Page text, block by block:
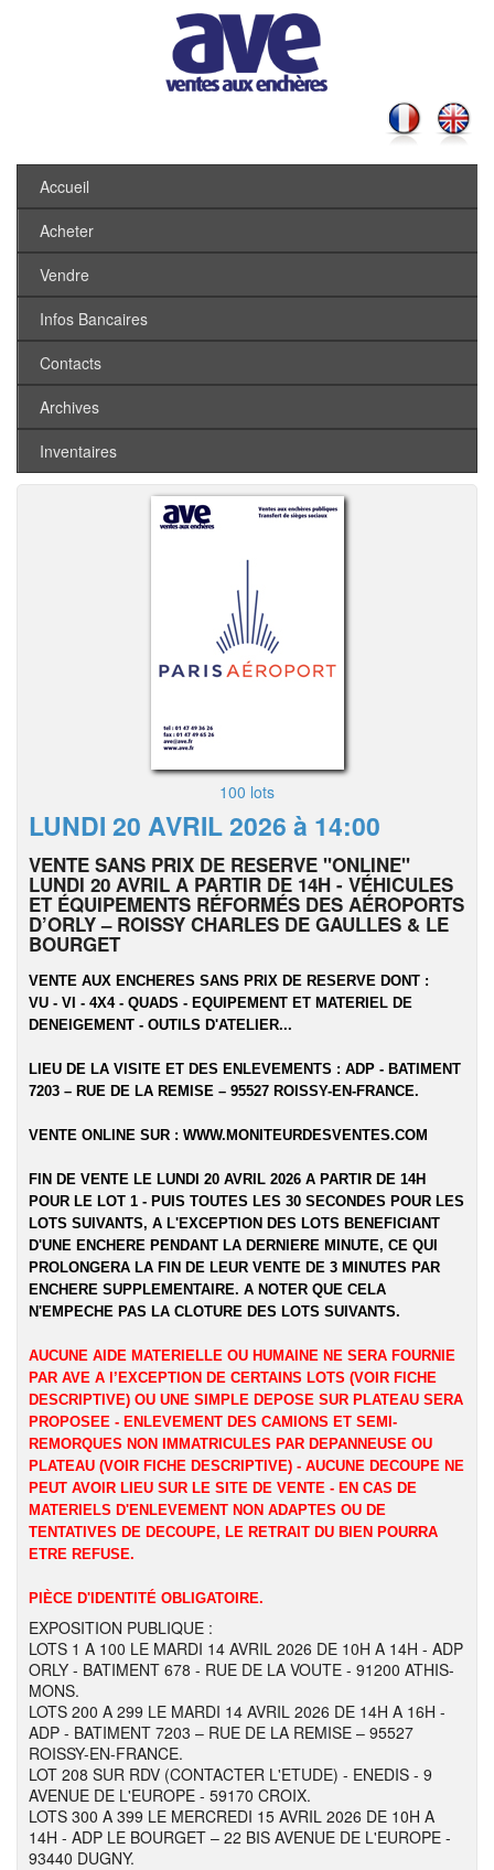
Accueil
Acheter
Vendre
Infos Bancaires
Contacts
Archives
Inventaires
100 lots
LUNDI 20 AVRIL 2026 à 14:00
VENTE SANS PRIX DE RESERVE "ONLINE"
LUNDI 20 AVRIL A PARTIR DE 14H - VÉHICULES
ET ÉQUIPEMENTS RÉFORMÉS DES AÉROPORTS
D’ORLY – ROISSY CHARLES DE GAULLES & LE
BOURGET
VENTE AUX ENCHERES SANS PRIX DE RESERVE DONT :
VU - VI - 4X4 - QUADS - EQUIPEMENT ET MATERIEL DE
DENEIGEMENT - OUTILS D'ATELIER...
LIEU DE LA VISITE ET DES ENLEVEMENTS : ADP - BATIMENT
7203 – RUE DE LA REMISE – 95527 ROISSY-EN-FRANCE.
VENTE ONLINE SUR : WWW.MONITEURDESVENTES.COM
FIN DE VENTE LE LUNDI 20 AVRIL 2026 A PARTIR DE 14H
POUR LE LOT 1 - PUIS TOUTES LES 30 SECONDES POUR LES
LOTS SUIVANTS, A L'EXCEPTION DES LOTS BENEFICIANT
D'UNE ENCHERE PENDANT LA DERNIERE MINUTE, CE QUI
PROLONGERA LA FIN DE LEUR VENTE DE 3 MINUTES PAR
ENCHERE SUPPLEMENTAIRE. A NOTER QUE CELA
N'EMPECHE PAS LA CLOTURE DES LOTS SUIVANTS.
AUCUNE AIDE MATERIELLE OU HUMAINE NE SERA FOURNIE
PAR AVE A l’EXCEPTION DE CERTAINS LOTS (VOIR FICHE
DESCRIPTIVE) OU UNE SIMPLE DEPOSE SUR PLATEAU SERA
PROPOSEE - ENLEVEMENT DES CAMIONS ET SEMI-
REMORQUES NON IMMATRICULES PAR DEPANNEUSE OU
PLATEAU (VOIR FICHE DESCRIPTIVE) - AUCUNE DECOUPE NE
PEUT AVOIR LIEU SUR LE SITE DE VENTE - EN CAS DE
MATERIELS D'ENLEVEMENT NON ADAPTES OU DE
TENTATIVES DE DECOUPE, LE RETRAIT DU BIEN POURRA
ETRE REFUSE.
PIÈCE D'IDENTITÉ OBLIGATOIRE.
EXPOSITION PUBLIQUE :
LOTS 1 A 100 LE MARDI 14 AVRIL 2026 DE 10H A 14H - ADP
ORLY - BATIMENT 678 - RUE DE LA VOUTE - 91200 ATHIS-
MONS.
LOTS 200 A 299 LE MARDI 14 AVRIL 2026 DE 14H A 16H -
ADP - BATIMENT 7203 – RUE DE LA REMISE – 95527
ROISSY-EN-FRANCE.
LOT 208 SUR RDV (CONTACTER L'ETUDE) - ENEDIS - 9
AVENUE DE L'EUROPE - 59170 CROIX.
LOTS 300 A 399 LE MERCREDI 15 AVRIL 2026 DE 10H A
14H - ADP LE BOURGET – 22 BIS AVENUE DE L'EUROPE -
93440 DUGNY.